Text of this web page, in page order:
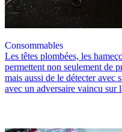
Consommables
Les têtes plombées, les
permettent non seulement de
mais aussi de le détecter avec
avec un adversaire vaincu sur